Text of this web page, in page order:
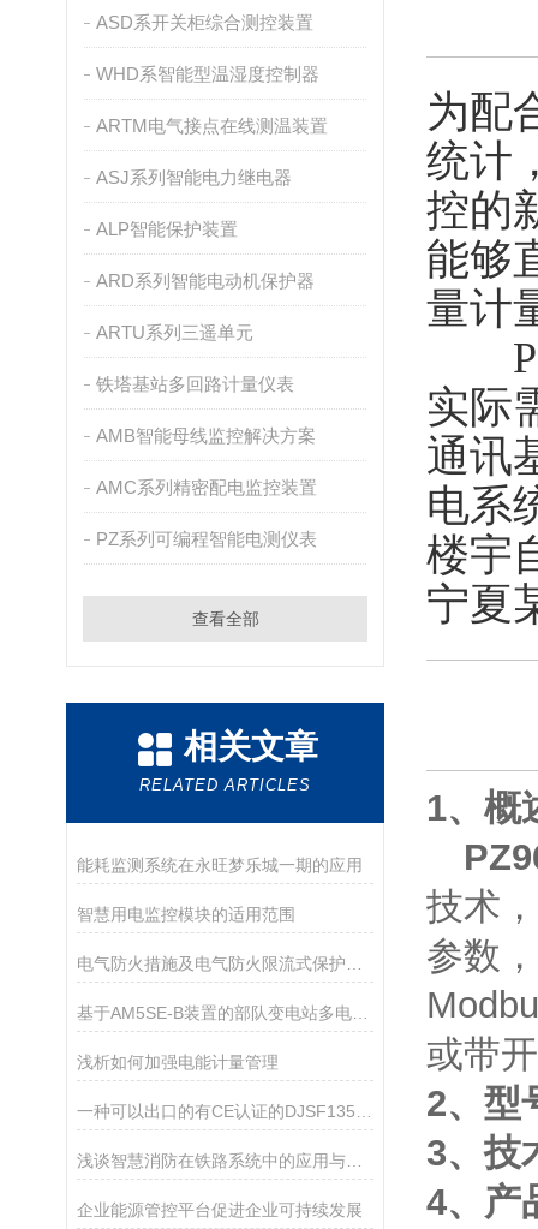
ASD系开关柜综合测控装置
WHD系智能型温湿度控制器
ARTM电气接点在线测温装置
ASJ系列智能电力继电器
ALP智能保护装置
ARD系列智能电动机保护器
ARTU系列三遥单元
铁塔基站多回路计量仪表
AMB智能母线监控解决方案
AMC系列精密配电监控装置
PZ系列可编程智能电测仪表
查看全部
相关文章
RELATED ARTICLES
能耗监测系统在永旺梦乐城一期的应用
智慧用电监控模块的适用范围
基于AM5SE-B装置的部队变电站多电源备自投方案实施
浅析如何加强电能计量管理
浅谈智慧消防在铁路系统中的应用与发展
企业能源管控平台促进企业可持续发展
为配
统计
控的
能够
量计
PZ
实际
通讯
电系
楼宇
宁夏
1、 概
技术
参数
或带
2、型
3、技
4、产